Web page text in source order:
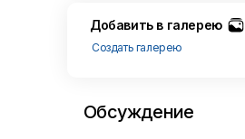
Добавить в галерею
Создать галерею
Обсуждение